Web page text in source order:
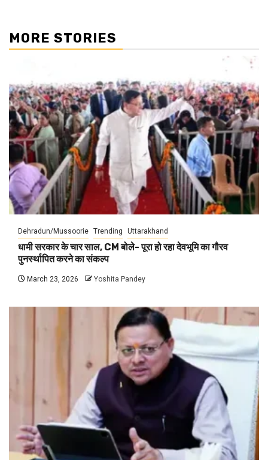
MORE STORIES
Dehradun/Mussoorie Trending Uttarakhand
धामी सरकार के चार साल, CM बोले- पूरा हो रहा देवभूमि का गौरव
पुनर्स्थापित करने का संकल्प
March 23, 2026 Yoshita Pandey